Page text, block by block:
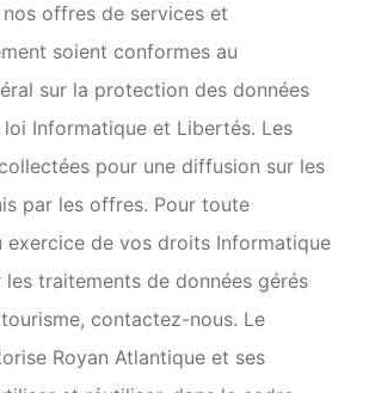
offres de services et
soient conformes au
sur la protection des données
loi Informatique et Libertés. Les
pour une diffusion sur les
par les offres. Pour toute
exercice de vos droits Informatique
traitements de données gérés
contactez-nous. Le
Royan Atlantique et ses